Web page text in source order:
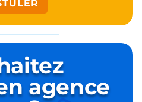
auxiliaire
locale et bénéficiez :